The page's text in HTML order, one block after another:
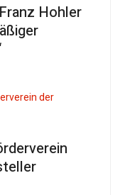
Hohler